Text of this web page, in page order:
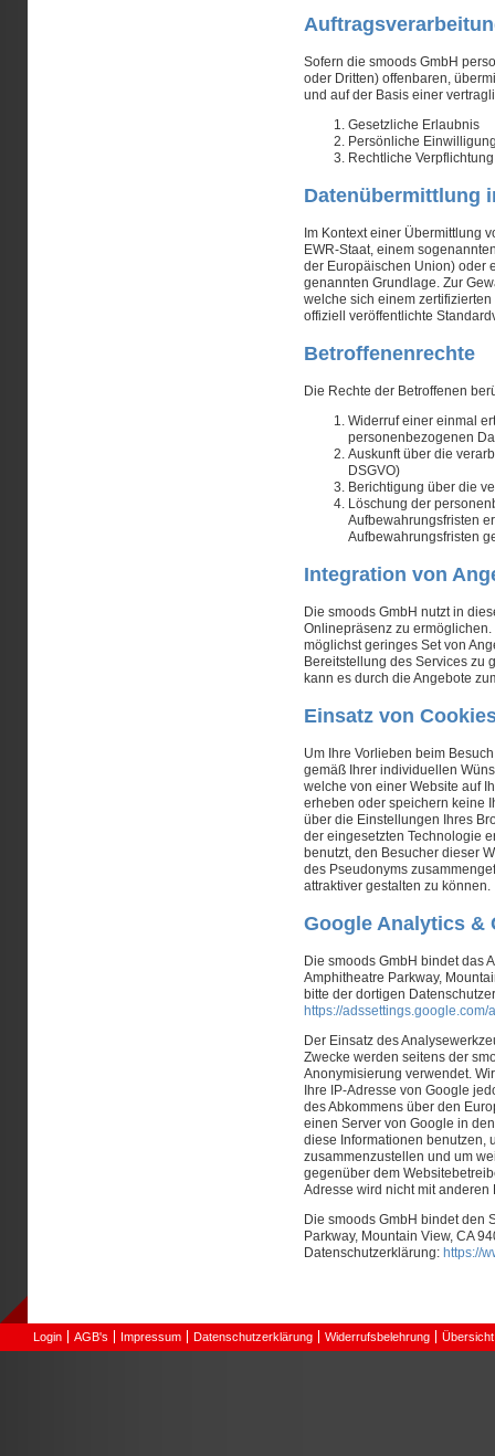
Sofern die smoods GmbH
oder Dritten) offenbaren,
und auf der Basis einer
Gesetzliche Erlaubnis
Persönliche
Rechtliche Verpflichtung
Datenübermittlung
Im Kontext einer Übermittlung
EWR-Staat, einem
der Europäischen Union) oder
genannten Grundlage. Zur
welche sich einem
offiziell veröffentlichte
Betroffenenrechte
Die Rechte der Betroffenen
Widerruf einer einmal
personenbezogenen
Auskunft über die
DSGVO)
Berichtigung über die
Löschung der
Aufbewahrungsfristen
Aufbewahrungsfristen
Integration von
Die smoods GmbH nutzt in
Onlinepräsenz zu
möglichst geringes Set von
Bereitstellung des Services zu
kann es durch die Angebote
Einsatz von
Um Ihre Vorlieben beim
gemäß Ihrer individuellen
welche von einer Website auf
erheben oder speichern keine
über die Einstellungen Ihres
der eingesetzten Technologie
benutzt, den Besucher dieser
des Pseudonyms
attraktiver gestalten zu können.
Google Analytics &
Die smoods GmbH bindet das
Amphitheatre Parkway,
bitte der dortigen
https://adssettings.google.com/
Der Einsatz des
Zwecke werden seitens der
Anonymisierung verwendet.
Ihre IP-Adresse von Google
des Abkommens über den
einen Server von Google in
diese Informationen benutzen,
zusammenzustellen und um
gegenüber dem
Adresse wird nicht mit
Die smoods GmbH bindet den
Parkway, Mountain View, CA
Datenschutzerklärung: https://
Login AGB's Impressum Datenschutzerklärung Widerrufsbelehrung